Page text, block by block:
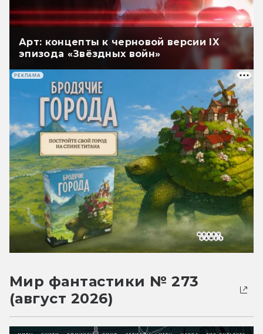
Арт: концепты к черновой версии IX
эпизода «Звёздных войн»
РЕКЛАМА
Мир фантастики № 273
(август 2026)